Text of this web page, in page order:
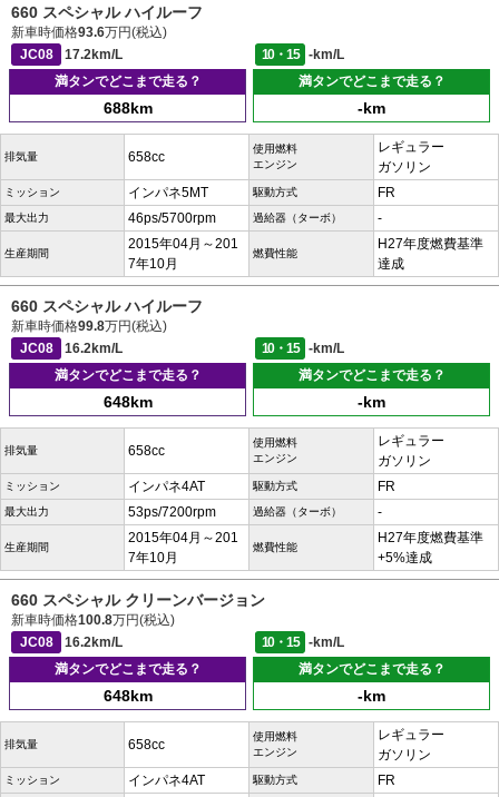
660 スペシャル ハイルーフ
新車時価格93.6万円(税込)
JC08
17.2km/L 10・15
-km/L
満タンでどこまで走る？
688km
満タンでどこまで走る？
-km
排気量 658cc
使用燃料
エンジン
レギュラー
ガソリン
ミッション インパネ5MT 駆動方式 FR
最大出力 46ps/5700rpm 過給器（ターボ） -
生産期間
2015年04月～201
7年10月
燃費性能
H27年度燃費基準
達成
660 スペシャル ハイルーフ
新車時価格99.8万円(税込)
JC08
16.2km/L 10・15
-km/L
満タンでどこまで走る？
648km
満タンでどこまで走る？
-km
排気量 658cc
使用燃料
エンジン
レギュラー
ガソリン
ミッション インパネ4AT 駆動方式 FR
最大出力 53ps/7200rpm 過給器（ターボ） -
生産期間
2015年04月～201
7年10月
燃費性能
H27年度燃費基準
+5%達成
660 スペシャル クリーンバージョン
新車時価格100.8万円(税込)
JC08
16.2km/L 10・15
-km/L
満タンでどこまで走る？
648km
満タンでどこまで走る？
-km
排気量 658cc
使用燃料
エンジン
レギュラー
ガソリン
ミッション インパネ4AT 駆動方式 FR